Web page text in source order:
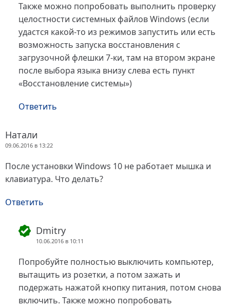
Также можно попробовать выполнить проверку
целостности системных файлов Windows (если
удастся какой-то из режимов запустить или есть
возможность запуска восстановления с
загрузочной флешки 7-ки, там на втором экране
после выбора языка внизу слева есть пункт
«Восстановление системы»)
Ответить
Натали
09.06.2016 в 13:22
После установки Windows 10 не работает мышка и
клавиатура. Что делать?
Ответить
Dmitry
10.06.2016 в 10:11
Попробуйте полностью выключить компьютер,
вытащить из розетки, а потом зажать и
подержать нажатой кнопку питания, потом снова
включить. Также можно попробовать